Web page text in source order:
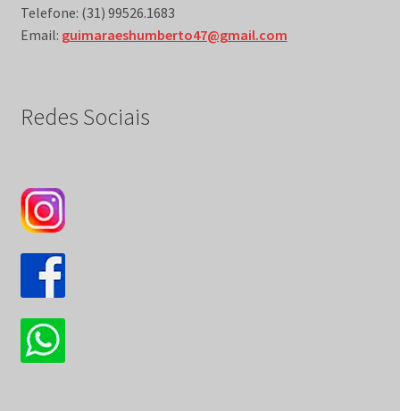
Telefone: (31) 99526.1683
Email: guimaraeshumberto47@gmail.com
Redes Sociais